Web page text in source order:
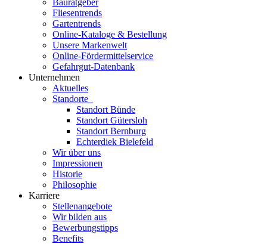
Bauratgeber
Fliesentrends
Gartentrends
Online-Kataloge & Bestellung
Unsere Markenwelt
Online-Fördermittelservice
Gefahrgut-Datenbank
Unternehmen
Aktuelles
Standorte
Standort Bünde
Standort Gütersloh
Standort Bernburg
Echterdiek Bielefeld
Wir über uns
Impressionen
Historie
Philosophie
Karriere
Stellenangebote
Wir bilden aus
Bewerbungstipps
Benefits